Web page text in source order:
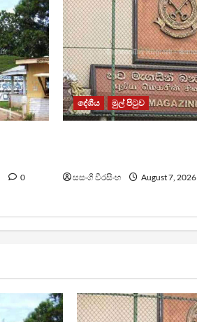
0
දේශීය මුල් පිටුව
සසංගි වීරසිංහ August 7, 2026